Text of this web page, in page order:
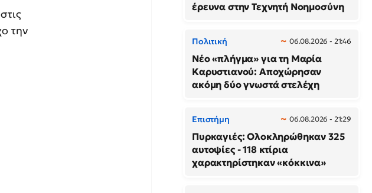
την
έρευνα στην Τεχνητή Νοημοσύνη
Πολιτική 06.08.2026 - 21:46
Νέο «πλήγμα» για τη Μαρία
Καρυστιανού: Αποχώρησαν
ακόμη δύο γνωστά στελέχη
Επιστήμη 06.08.2026 - 21:29
Πυρκαγιές: Ολοκληρώθηκαν 325
αυτοψίες - 118 κτίρια
χαρακτηρίστηκαν «κόκκινα»